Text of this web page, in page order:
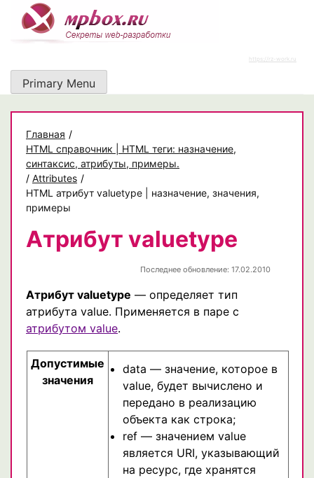
content
https://rz-work.ru
Primary Menu
Главная /
HTML справочник | HTML теги: назначение,
синтаксис, атрибуты, примеры.
/ Attributes /
HTML атрибут valuetype | назначение, значения,
примеры
Атрибут valuetype
Последнее обновление: 17.02.2010
Атрибут valuetype — определяет тип
атрибута value. Применяется в паре с
атрибутом value.
Допустимые
значения
data — значение, которое в
value, будет вычислено и
передано в реализацию
объекта как строка;
ref — значением value
является URI, указывающий
на ресурс, где хранятся